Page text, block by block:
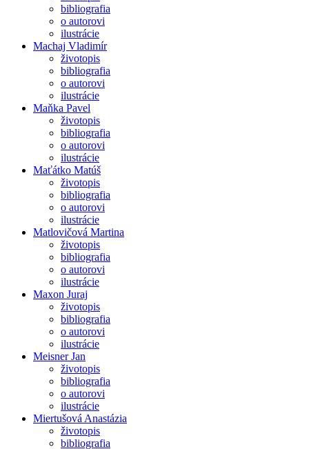
bibliografia
o autorovi
ilustrácie
Machaj Vladimír
životopis
bibliografia
o autorovi
ilustrácie
Maňka Pavel
životopis
bibliografia
o autorovi
ilustrácie
Maťátko Matúš
životopis
bibliografia
o autorovi
ilustrácie
Matlovičová Martina
životopis
bibliografia
o autorovi
ilustrácie
Maxon Juraj
životopis
bibliografia
o autorovi
ilustrácie
Meisner Jan
životopis
bibliografia
o autorovi
ilustrácie
Miertušová Anastázia
životopis
bibliografia